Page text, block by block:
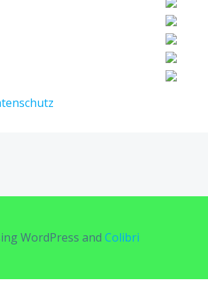
WordPress and Colibri